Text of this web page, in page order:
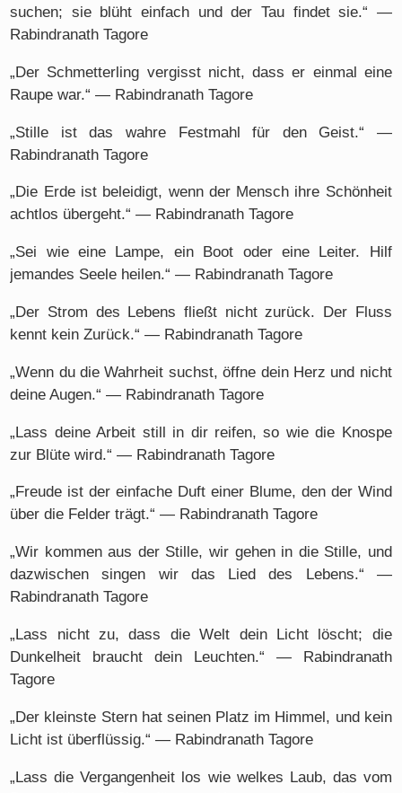
suchen; sie blüht einfach und der Tau findet sie.“ —
Rabindranath Tagore
„Der Schmetterling vergisst nicht, dass er einmal eine
Raupe war.“ — Rabindranath Tagore
„Stille ist das wahre Festmahl für den Geist.“ —
Rabindranath Tagore
„Die Erde ist beleidigt, wenn der Mensch ihre Schönheit
achtlos übergeht.“ — Rabindranath Tagore
„Sei wie eine Lampe, ein Boot oder eine Leiter. Hilf
jemandes Seele heilen.“ — Rabindranath Tagore
„Der Strom des Lebens fließt nicht zurück. Der Fluss
kennt kein Zurück.“ — Rabindranath Tagore
„Wenn du die Wahrheit suchst, öffne dein Herz und nicht
deine Augen.“ — Rabindranath Tagore
„Lass deine Arbeit still in dir reifen, so wie die Knospe
zur Blüte wird.“ — Rabindranath Tagore
„Freude ist der einfache Duft einer Blume, den der Wind
über die Felder trägt.“ — Rabindranath Tagore
„Wir kommen aus der Stille, wir gehen in die Stille, und
dazwischen singen wir das Lied des Lebens.“ —
Rabindranath Tagore
„Lass nicht zu, dass die Welt dein Licht löscht; die
Dunkelheit braucht dein Leuchten.“ — Rabindranath
Tagore
„Der kleinste Stern hat seinen Platz im Himmel, und kein
Licht ist überflüssig.“ — Rabindranath Tagore
„Lass die Vergangenheit los wie welkes Laub, das vom